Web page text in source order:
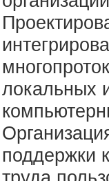
локальных
поддержки